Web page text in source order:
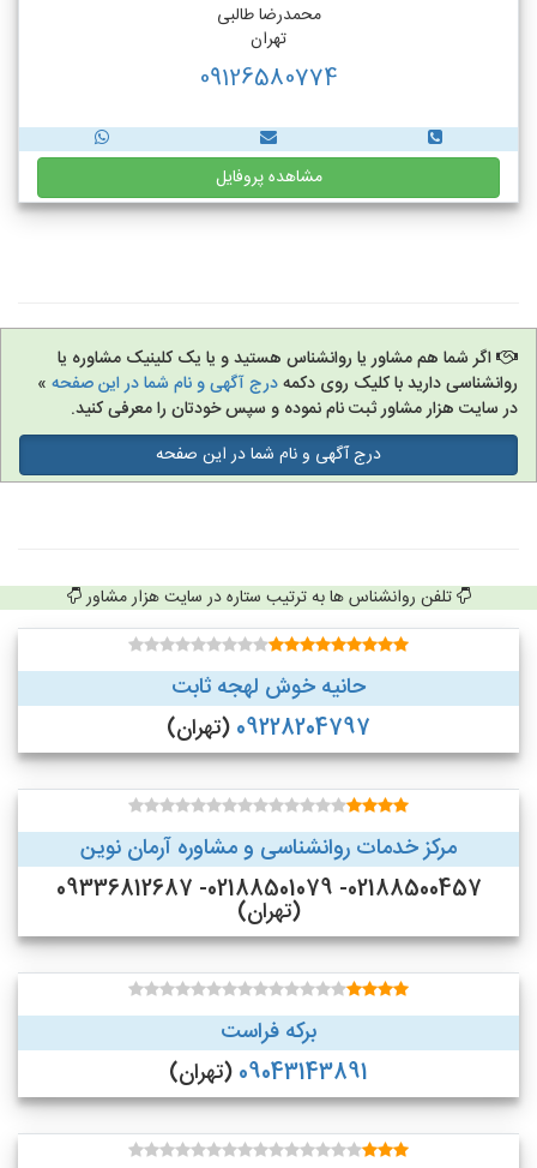
محمدرضا طالبی
تهران
09126580774
مشاهده پروفایل
اگر شما هم مشاور یا روانشناس هستید و یا یک کلینیک مشاوره یا
روانشناسی دارید با کلیک روی دکمهدرج آگهی و نام شما در این صفحه »
در سایت هزار مشاور ثبت نام نموده و سپس خودتان را معرفی کنید.
درج آگهی و نام شما در این صفحه
تلفن روانشناس ها به ترتیب ستاره در سایت هزار مشاور
حانیه خوش لهجه ثابت
09228204797 (تهران)
مرکز خدمات روانشناسی و مشاوره آرمان نوین
02188500457- 02188501079- 09336812687
(تهران)
برکه فراست
09043143891 (تهران)